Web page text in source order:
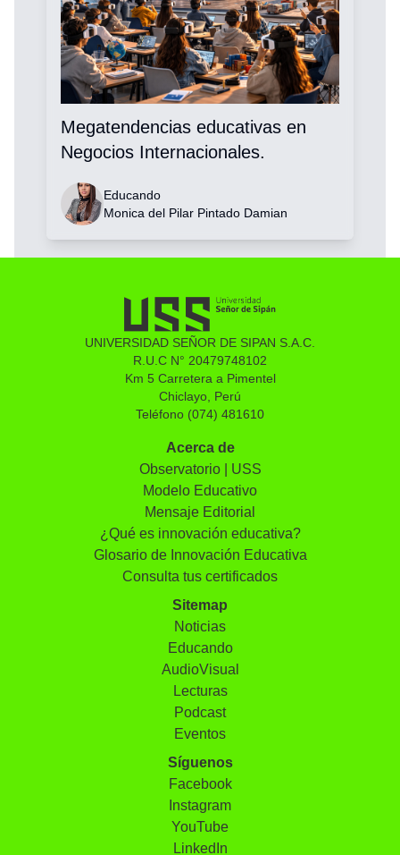
Megatendencias educativas en
Negocios Internacionales.
Educando
Monica del Pilar Pintado Damian
UNIVERSIDAD SEÑOR DE SIPAN S.A.C.
R.U.C N° 20479748102
Km 5 Carretera a Pimentel
Chiclayo, Perú
Teléfono (074) 481610
Acerca de
Observatorio | USS
Modelo Educativo
Mensaje Editorial
¿Qué es innovación educativa?
Glosario de Innovación Educativa
Consulta tus certificados
Sitemap
Noticias
Educando
AudioVisual
Lecturas
Podcast
Eventos
Síguenos
Facebook
Instagram
YouTube
LinkedIn